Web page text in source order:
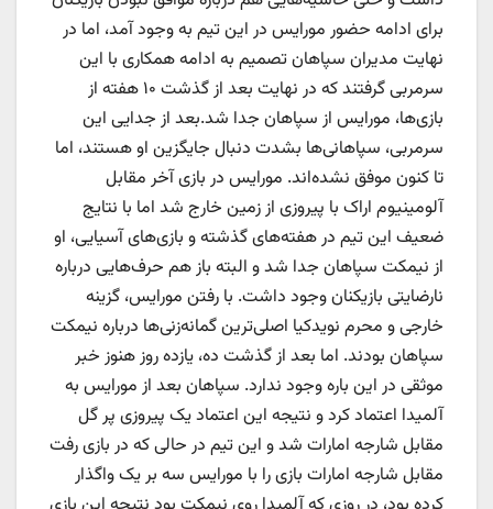
برای ادامه حضور مورایس در این تیم به وجود آمد، اما در
نهایت مدیران سپاهان تصمیم به ادامه همکاری با این
سرمربی گرفتند که در نهایت بعد از گذشت ۱۰ هفته از
بازی‌ها، مورایس از سپاهان جدا شد.بعد از جدایی این
سرمربی، سپاهانی‌ها بشدت دنبال جایگزین او هستند، اما
تا کنون موفق نشده‌اند. مورایس در بازی آخر مقابل
آلومینیوم اراک با پیروزی از زمین خارج شد اما با نتایج
ضعیف این تیم در هفته‌های گذشته و بازی‌های آسیایی، او
از نیمکت سپاهان جدا شد و البته باز هم حرف‌هایی درباره
نارضایتی بازیکنان وجود داشت. با رفتن مورایس، گزینه
خارجی و محرم نویدکیا اصلی‌ترین گمانه‌زنی‌ها درباره نیمکت
سپاهان بودند. اما بعد از گذشت ده، یازده روز هنوز خبر
موثقی در این باره وجود ندارد. سپاهان بعد از مورایس به
آلمیدا اعتماد کرد و نتیجه این اعتماد یک پیروزی پر گل
مقابل شارجه امارات شد و این تیم در حالی که در بازی رفت
مقابل شارجه امارات بازی را با مورایس سه بر یک واگذار